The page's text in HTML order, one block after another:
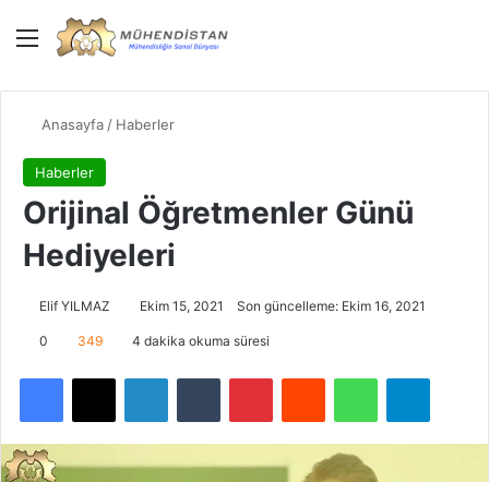
Menü
Anasayfa / Haberler
Haberler
Orijinal Öğretmenler Günü
Hediyeleri
Elif YILMAZ Ekim 15, 2021 Son güncelleme: Ekim 16, 2021
0 349 4 dakika okuma süresi
Facebook
X LinkedInTumblr PinterestReddit WhatsApp